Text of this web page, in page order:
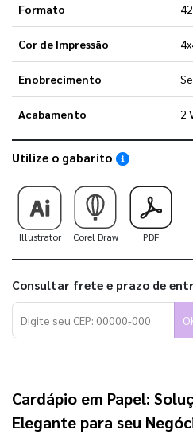
Formato
Cor de Impressão
Enobrecimento
Acabamento 2
Utilize o gabarito Saiba como
Illustrator Corel Draw PDF
Consultar frete e prazo de
Cardápio em Papel:
Elegante para seu